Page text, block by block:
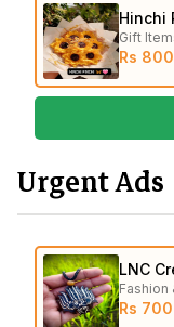
Hinchi
Gift
Rs
Urgent Ads
LNC
Fashion
Rs